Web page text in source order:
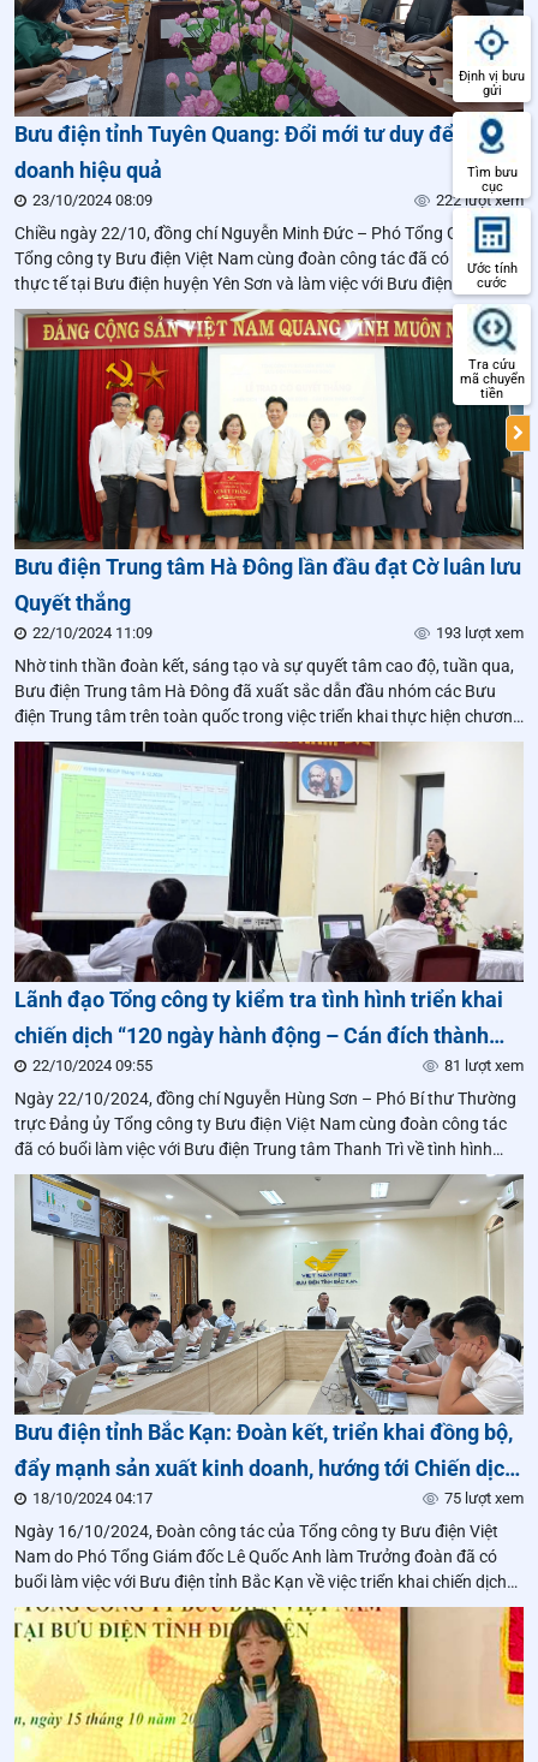
Bưu điện tỉnh Tuyên Quang: Đổi mới tư duy để kinh
doanh hiệu quả
23/10/2024 08:09 222 lượt xem
Chiều ngày 22/10, đồng chí Nguyễn Minh Đức – Phó Tổng Giám đốc
Tổng công ty Bưu điện Việt Nam cùng đoàn công tác đã có buổi đi
thực tế tại Bưu điện huyện Yên Sơn và làm việc với Bưu điện tỉnh
Tuyên Quang về việc triển khai Chiến dịch 120 ngày hành động – cán
đích thành công.
Bưu điện Trung tâm Hà Đông lần đầu đạt Cờ luân lưu
Quyết thắng
22/10/2024 11:09 193 lượt xem
Nhờ tinh thần đoàn kết, sáng tạo và sự quyết tâm cao độ, tuần qua,
Bưu điện Trung tâm Hà Đông đã xuất sắc dẫn đầu nhóm các Bưu
điện Trung tâm trên toàn quốc trong việc triển khai thực hiện chương
trình thi đua Chiến dịch “120 ngày hành động – Cán đích thành
công”, lần đầu đạt Cờ luân lưu Quyết thắng của Tổng công ty.
Lãnh đạo Tổng công ty kiểm tra tình hình triển khai
chiến dịch “120 ngày hành động – Cán đích thành
công” tại Bưu điện Trung tâm Thanh Trì
22/10/2024 09:55 81 lượt xem
Ngày 22/10/2024, đồng chí Nguyễn Hùng Sơn – Phó Bí thư Thường
trực Đảng ủy Tổng công ty Bưu điện Việt Nam cùng đoàn công tác
đã có buổi làm việc với Bưu điện Trung tâm Thanh Trì về tình hình
triển khai chiến dịch “120 ngày hành động – Cán đích thành công”.
Bưu điện tỉnh Bắc Kạn: Đoàn kết, triển khai đồng bộ,
đẩy mạnh sản xuất kinh doanh, hướng tới Chiến dịch
“120 ngày hành động – Cán đích thành công”
18/10/2024 04:17 75 lượt xem
Ngày 16/10/2024, Đoàn công tác của Tổng công ty Bưu điện Việt
Nam do Phó Tổng Giám đốc Lê Quốc Anh làm Trưởng đoàn đã có
buổi làm việc với Bưu điện tỉnh Bắc Kạn về việc triển khai chiến dịch
“120 ngày hành động - Cán đích thành công”.
Định vị bưu
gửi
Tìm bưu
cục
Ước tính
cước
Tra cứu
mã chuyển
tiền